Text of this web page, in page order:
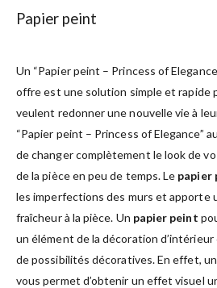
Papier peint
Un “Papier peint – Princess of
offre est une solution simple et rapide
veulent redonner une nouvelle vie à
“Papier peint – Princess of Elegance”
de changer complètement le look de
de la pièce en peu de temps. Le papier
les imperfections des murs et apporte
fraîcheur à la pièce. Un papier peint
un élément de la décoration
de possibilités décoratives. En effet,
vous permet d’obtenir un effet visuel